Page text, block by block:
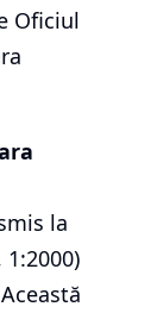
Oficiul
la